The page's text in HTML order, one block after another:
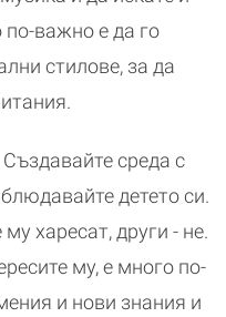
по-важно е да го
стилове, за да
Създавайте среда с
детето си.
харесат, други - не.
му, е много по-
и нови знания и